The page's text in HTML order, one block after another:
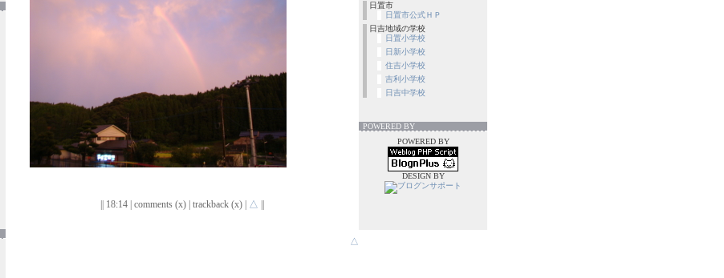
|| 18:14 | comments (x) | trackback (x) | △
△
日置市
日置市公式ＨＰ
日吉地域の学校
日置小学校
日新小学校
住吉小学校
吉利小学校
日吉中学校
POWERED BY
POWERED BY
DESIGN BY